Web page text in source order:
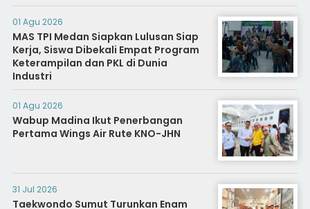
01 Agu 2026
MAS TPI Medan Siapkan Lulusan Siap
Kerja, Siswa Dibekali Empat Program
Keterampilan dan PKL di Dunia
Industri
01 Agu 2026
Wabup Madina Ikut Penerbangan
Pertama Wings Air Rute KNO-JHN
31 Jul 2026
Taekwondo Sumut Turunkan Enam